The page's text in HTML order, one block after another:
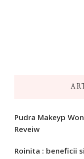
Pudra Makeyp
Reveiw
Roinita : beneficii